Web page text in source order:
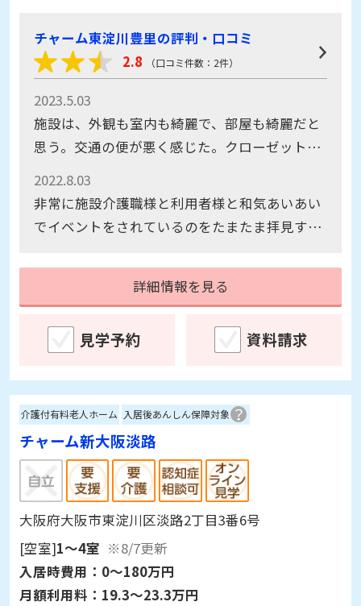
チャーム東淀川豊里の評判・口コミ
2.8
（口コミ件数：2件）
2023.5.03
施設は、外観も室内も綺麗で、部屋も綺麗だと
思う。交通の便が悪く感じた。クローゼットが
スタッフも沢山、おられる様に思った、
2022.8.03
非常に施設介護職様と利用者様と和気あいあい
でイベントをされているのをたまたま拝見する
詳細情報を見る
見学予約 資料請求
介護付有料老人ホーム 入居後あんしん保障対象
チャーム新大阪淡路
大阪府大阪市東淀川区淡路2丁目3番6号
[空室]1～4室 ※8/7更新
入居時費用： 0～180万円
月額利用料： 19.3～23.3万円